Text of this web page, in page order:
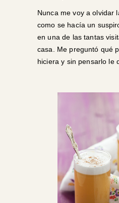
Nunca me voy a olvidar
como se hacía un
en una de las tantas
casa. Me preguntó qué
hiciera y sin pensarlo le